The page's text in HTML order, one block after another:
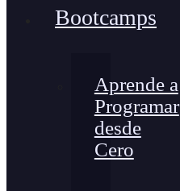
Bootcamps
Aprende a
Programar
desde
Cero